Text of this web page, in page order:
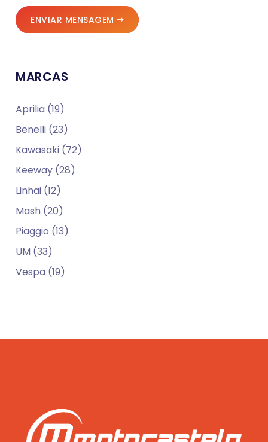
ENVIAR MENSAGEM
MARCAS
Aprilia (19)
Benelli (23)
Kawasaki (72)
Keeway (28)
Linhai (12)
Mash (20)
Piaggio (13)
UM (33)
Vespa (19)